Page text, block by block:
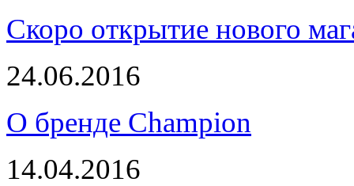
Скоро открытие нового
24.06.2016
О бренде Champion
14.04.2016